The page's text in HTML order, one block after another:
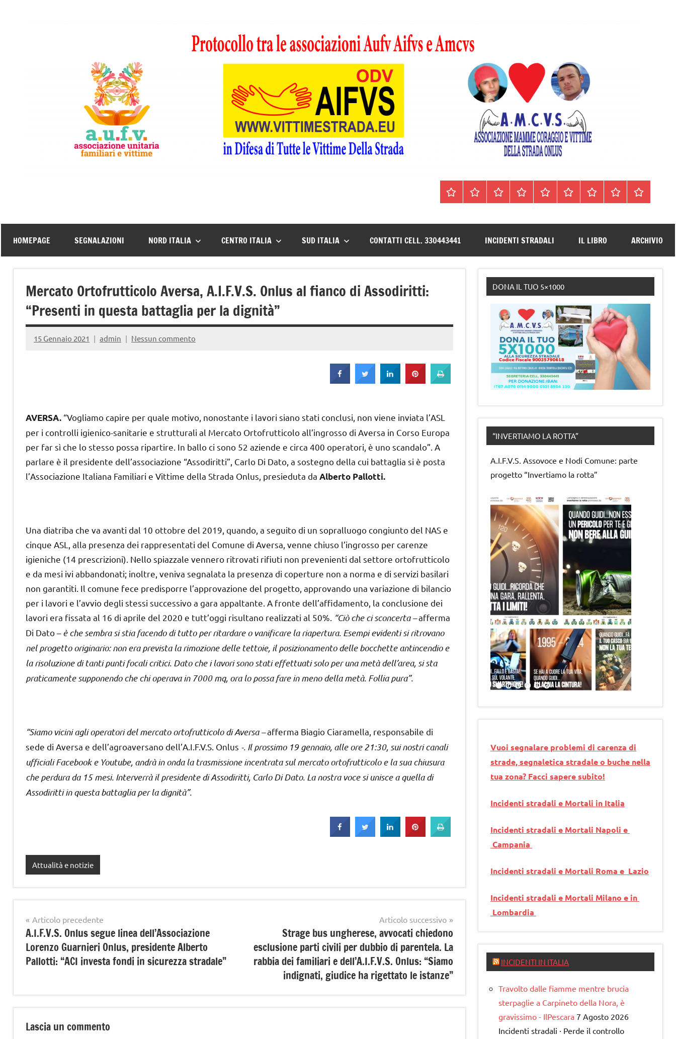
–
Associazione
Italiana
Familiari
e
Strada
di
tutte
strada
HomepageSegnalazioni
Nord
Centro
Sud
Contatti
330443441
Incidenti
Il
Archivio
HOMEPAGE SEGNALAZIONI NORD ITALIA CENTRO ITALIA SUD ITALIA CONTATTI CELL. 330443441 INCIDENTI STRADALI IL LIBRO ARCHIVIO
Mercato Ortofrutticolo Aversa, A.I.F.V.S. Onlus al fianco di Assodiritti:
“Presenti in questa battaglia per la dignità”
15 Gennaio 2021 admin Nessun commento
AVERSA. “Vogliamo capire per quale motivo, nonostante i lavori siano stati conclusi, non viene inviata l’ASL
per i controlli igienico-sanitarie e strutturali al Mercato Ortofrutticolo all’ingrosso di Aversa in Corso Europa
per far sì che lo stesso possa ripartire. In ballo ci sono 52 aziende e circa 400 operatori, è uno scandalo”. A
parlare è il presidente dell’associazione “Assodiritti”, Carlo Di Dato, a sostegno della cui battaglia si è posta
l’Associazione Italiana Familiari e Vittime della Strada Onlus, presieduta da Alberto Pallotti.
Una diatriba che va avanti dal 10 ottobre del 2019, quando, a seguito di un sopralluogo congiunto del NAS e
cinque ASL, alla presenza dei rappresentati del Comune di Aversa, venne chiuso l’ingrosso per carenze
igieniche (14 prescrizioni). Nello spiazzale vennero ritrovati rifiuti non prevenienti dal settore ortofrutticolo
e da mesi ivi abbandonati; inoltre, veniva segnalata la presenza di coperture non a norma e di servizi basilari
non garantiti. Il comune fece predisporre l’approvazione del progetto, approvando una variazione di bilancio
per i lavori e l’avvio degli stessi successivo a gara appaltante. A fronte dell’affidamento, la conclusione dei
lavori era fissata al 16 di aprile del 2020 e tutt’oggi risultano realizzati al 50%. “Ciò che ci sconcerta –afferma
Di Dato –è che sembra si stia facendo di tutto per ritardare o vanificare la riapertura. Esempi evidenti si ritrovano
nel progetto originario: non era prevista la rimozione delle tettoie, il posizionamento delle bocchette antincendio e
la risoluzione di tanti punti focali critici. Dato che i lavori sono stati effettuati solo per una metà dell’area, si sta
praticamente supponendo che chi operava in 7000 mq, ora lo possa fare in meno della metà. Follia pura”.
“Siamo vicini agli operatori del mercato ortofrutticolo di Aversa –afferma Biagio Ciaramella, responsabile di
sede di Aversa e dell’agroaversano dell’A.I.F.V.S. Onlus -. Il prossimo 19 gennaio, alle ore 21:30, sui nostri canali
ufficiali Facebook e Youtube, andrà in onda la trasmissione incentrata sul mercato ortofrutticolo e la sua chiusura
che perdura da 15 mesi. Interverrà il presidente di Assodiritti, Carlo Di Dato. La nostra voce si unisce a quella di
Assodiritti in questa battaglia per la dignità”.
Attualità e notizie
Navigazione
articoli
Articolo precedente
A.I.F.V.S. Onlus segue linea dell’Associazione
Lorenzo Guarnieri Onlus, presidente Alberto
Pallotti: “ACI investa fondi in sicurezza stradale”
Articolo successivo
Strage bus ungherese, avvocati chiedono
esclusione parti civili per dubbio di parentela. La
rabbia dei familiari e dell’A.I.F.V.S. Onlus: “Siamo
indignati, giudice ha rigettato le istanze”
Lascia un commento
DONA IL TUO 5×1000
“INVERTIAMO LA ROTTA”
A.I.F.V.S. Assovoce e Nodi Comune: parte
progetto “Invertiamo la rotta”
Vuoi segnalare problemi di carenza di
strade, segnaletica stradale o buche nella
tua zona? Facci sapere subito!
Incidenti stradali e Mortali in Italia
Incidenti stradali e Mortali Napoli e
Campania
Incidenti stradali e Mortali Roma e Lazio
Incidenti stradali e Mortali Milano e in
Lombardia
INCIDENTI IN ITALIA
Travolto dalle fiamme mentre brucia
sterpaglie a Carpineto della Nora, è
gravissimo - IlPescara 7 Agosto 2026
Incidenti stradali · Perde il controllo